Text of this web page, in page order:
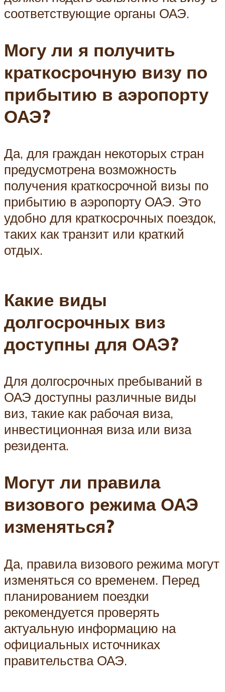
соответствующие органы ОАЭ.
Могу ли я получить
краткосрочную визу по
прибытию в аэропорту
ОАЭ?
Да, для граждан некоторых стран
предусмотрена возможность
получения краткосрочной визы по
прибытию в аэропорту ОАЭ. Это
удобно для краткосрочных поездок,
таких как транзит или краткий
отдых.
Какие виды
долгосрочных виз
доступны для ОАЭ?
Для долгосрочных пребываний в
ОАЭ доступны различные виды
виз, такие как рабочая виза,
инвестиционная виза или виза
резидента.
Могут ли правила
визового режима ОАЭ
изменяться?
Да, правила визового режима могут
изменяться со временем. Перед
планированием поездки
рекомендуется проверять
актуальную информацию на
официальных источниках
правительства ОАЭ.